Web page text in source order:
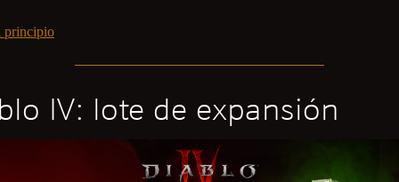
principio
IV: lote de expansión